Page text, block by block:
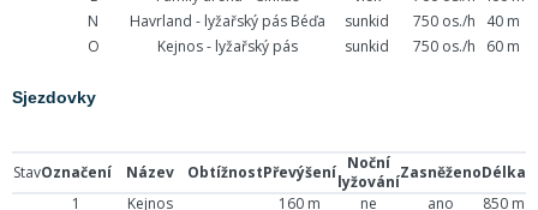
N
Havrland - lyžařský pás Béďa sunkid 750 os./h
40 m
O
Kejnos - lyžařský pás sunkid 750 os./h 60 m
Sjezdovky
StavOznačení Název ObtížnostPřevýšení Noční
lyžováníZasněženoDélka
1
Kejnos 160 m ne ano 850 m